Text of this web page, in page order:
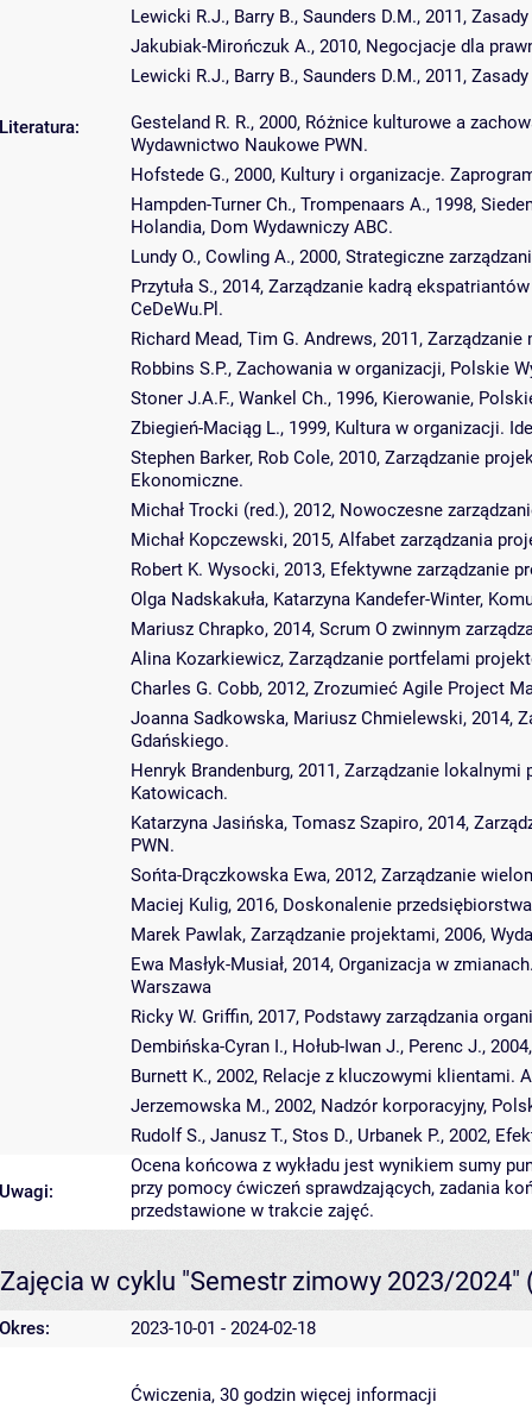
Literatura:
Lewicki R.J., Barry B., Saunders D.M., 2011,
Jakubiak-Mirończuk A., 2010, Negocjacje dla
Lewicki R.J., Barry B., Saunders D.M., 2011,
Gesteland R. R., 2000, Różnice kulturowe a
Wydawnictwo Naukowe PWN.
Hofstede G., 2000, Kultury i organizacje.
Hampden-Turner Ch., Trompenaars A., 1998,
Holandia, Dom Wydawniczy ABC.
Lundy O., Cowling A., 2000, Strategiczne
Przytuła S., 2014, Zarządzanie kadrą
CeDeWu.Pl.
Richard Mead, Tim G. Andrews, 2011,
Robbins S.P., Zachowania w organizacji, Polskie
Stoner J.A.F., Wankel Ch., 1996, Kierowanie,
Zbiegień-Maciąg L., 1999, Kultura w organizacji.
Stephen Barker, Rob Cole, 2010, Zarządzanie
Ekonomiczne.
Michał Trocki (red.), 2012, Nowoczesne
Michał Kopczewski, 2015, Alfabet zarządzania
Robert K. Wysocki, 2013, Efektywne zarządzanie
Olga Nadskakuła, Katarzyna Kandefer-Winter,
Mariusz Chrapko, 2014, Scrum O zwinnym
Alina Kozarkiewicz, Zarządzanie portfelami
Charles G. Cobb, 2012, Zrozumieć Agile Project
Joanna Sadkowska, Mariusz Chmielewski, 2014,
Gdańskiego.
Henryk Brandenburg, 2011, Zarządzanie
Katowicach.
Katarzyna Jasińska, Tomasz Szapiro, 2014,
PWN.
Sońta-Drączkowska Ewa, 2012, Zarządzanie
Maciej Kulig, 2016, Doskonalenie
Marek Pawlak, Zarządzanie projektami, 2006,
Ewa Masłyk-Musiał, 2014, Organizacja w
Warszawa
Ricky W. Griffin, 2017, Podstawy zarządzania
Dembińska-Cyran I., Hołub-Iwan J., Perenc J.,
Burnett K., 2002, Relacje z kluczowymi klientami.
Jerzemowska M., 2002, Nadzór korporacyjny,
Rudolf S., Janusz T., Stos D., Urbanek P., 2002,
Uwagi:
Ocena końcowa z wykładu jest wynikiem sumy
przy pomocy ćwiczeń sprawdzających, zadania
przedstawione w trakcie zajęć.
Zajęcia w cyklu "Semestr zimowy 2023/2024"
Okres: 2023-10-01 - 2024-02-18
Ćwiczenia, 30 godzin więcej informacji